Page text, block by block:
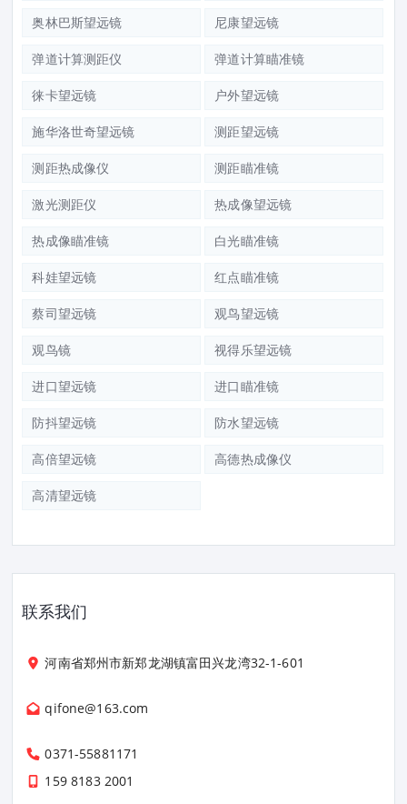
奥林巴斯望远镜 尼康望远镜
弹道计算测距仪 弹道计算瞄准镜
徕卡望远镜 户外望远镜
施华洛世奇望远镜 测距望远镜
测距热成像仪 测距瞄准镜
激光测距仪 热成像望远镜
热成像瞄准镜 白光瞄准镜
科娃望远镜 红点瞄准镜
蔡司望远镜 观鸟望远镜
观鸟镜 视得乐望远镜
进口望远镜 进口瞄准镜
防抖望远镜 防水望远镜
高倍望远镜 高德热成像仪
高清望远镜
联系我们
河南省郑州市新郑龙湖镇富田兴龙湾32-1-601
qifone@163.com
0371-55881171
159 8183 2001